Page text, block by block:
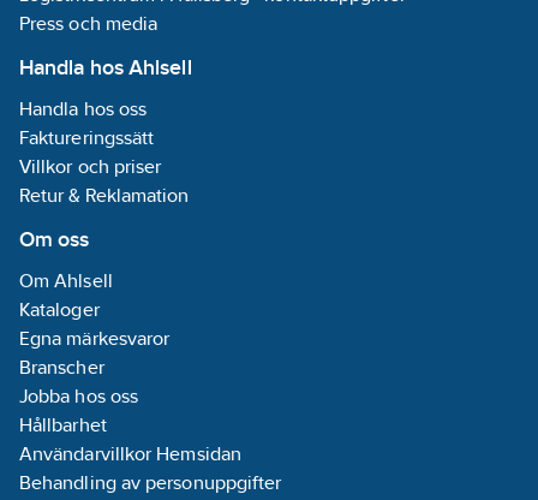
Press och media
Handla hos Ahlsell
Handla hos oss
Faktureringssätt
Villkor och priser
Retur & Reklamation
Om oss
Om Ahlsell
Kataloger
Egna märkesvaror
Branscher
Jobba hos oss
Hållbarhet
Användarvillkor Hemsidan
Behandling av personuppgifter